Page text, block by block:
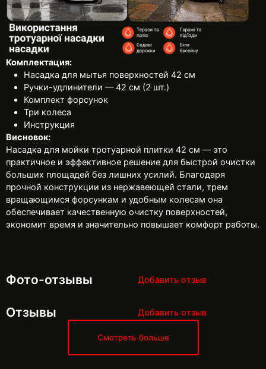
Комплектация:
Насадка для мытья поверхностей 42 см
Ручки-удлинители — 42 см (2 шт.)
Комплект форсунок
Три колеса
Инструкция
Висновок:
Насадка для мойки тротуарной плитки 42 см — это
практичное и эффективное решение для быстрой очистки
больших площадей без лишних усилий. Благодаря
прочной конструкции из нержавеющей стали, трем
вращающимся форсункам и удобным колесам она
обеспечивает качественную очистку поверхностей,
экономит время и значительно повышает комфорт работы.
Фото-отзывы Добавить отзыв
Отзывы Добавить отзыв
Смотреть больше